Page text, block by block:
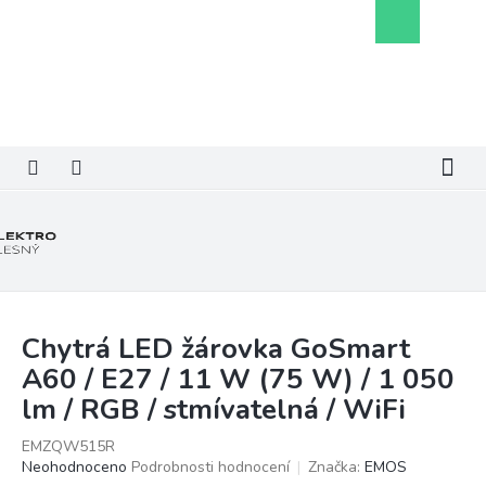
košík
Chytrá LED žárovka GoSmart
A60 / E27 / 11 W (75 W) / 1 050
lm / RGB / stmívatelná / WiFi
EMZQW515R
Průměrné
Neohodnoceno Podrobnosti hodnocení Značka: EMOS